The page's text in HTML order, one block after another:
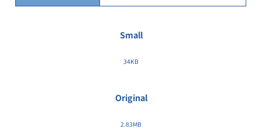
Small
34KB
Original
2.83MB